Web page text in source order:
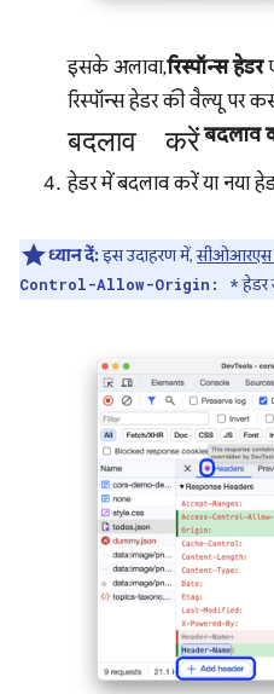
इसके अलावा,रिस्पॉन्स हेडर
रिस्पॉन्स हेडर की वैल्यू पर
बदलाव करें बदलाव
हेडर में बदलाव करें या नया
ध्यान दें:इस उदाहरण में,सीओआरएस
Control-Allow-Origin: *हेडर